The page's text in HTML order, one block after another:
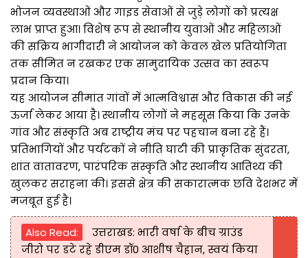
भोजन व्यवस्थाओं और गाइड सेवाओं से जुड़े लोगों को प्रत्यक्ष
लाभ प्राप्त हुआ। विशेष रूप से स्थानीय युवाओं और महिलाओं
की सक्रिय भागीदारी ने आयोजन को केवल खेल प्रतियोगिता
तक सीमित न रखकर एक सामुदायिक उत्सव का स्वरूप
प्रदान किया।
यह आयोजन सीमांत गांवों में आत्मविश्वास और विकास की नई
ऊर्जा लेकर आया है। स्थानीय लोगों ने महसूस किया कि उनके
गांव और संस्कृति अब राष्ट्रीय मंच पर पहचान बना रहे हैं।
प्रतिभागियों और पर्यटकों ने नीति घाटी की प्राकृतिक सुंदरता,
शांत वातावरण, पारंपरिक संस्कृति और स्थानीय आतिथ्य की
खुलकर सराहना की। इससे क्षेत्र की सकारात्मक छवि देशभर में
मजबूत हुई है।
Also Read:
उत्तराखड: भारी वर्षा के बीच ग्राउंड
जीरो पर डटे रहे डीएम डॉ0 आशीष चैहान, स्वयं किया